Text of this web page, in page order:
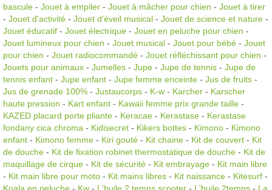
bascule - Jouet à empiler - Jouet à mâcher pour chien - Jouet à tirer
- Jouet d'activité - Jouet d'éveil musical - Jouet de science et nature -
Jouet éducatif - Jouet électrique - Jouet en peluche pour chien -
Jouet lumineux pour chien - Jouet musical - Jouet pour bébé - Jouet
pour chien - Jouet radiocommandé - Jouet réfléchissant pour chien -
Jouets pour animaux - Jumelles - Jupe - Jupe de tennis - Jupe de
tennis enfant - Jupe enfant - Jupe femme enceinte - Jus de fruits -
Jus de grenade 100% - Justaucorps - K-w - Karcher - Karscher
haute pression - Kart enfant - Kawaii femme prix grande taille -
KAZED placard porte pliante - Keracae - Kerastase - Kerastase
fondany cica chroma - Kidisecret - Kikers bottes - Kimono - Kimono
enfant - Kimono femme - Kiri gouté - Kit chaine - Kit de couvert - Kit
de douche - Kit de fixation robinet thermostatique de douche - Kit de
maquillage de cirque - Kit de sécurité - Kit embrayage - Kit main libre
- Kit main libre pour moto - Kit mains libres - Kit naissance - Kitesurf -